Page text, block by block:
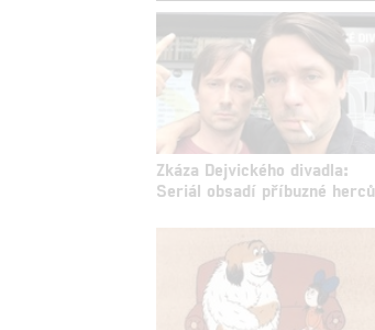
Zkáza Dejvického divadla:
Seriál obsadí příbuzné herců